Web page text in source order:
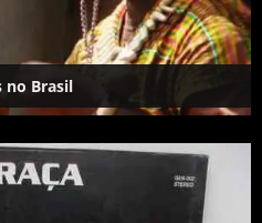
no Brasil